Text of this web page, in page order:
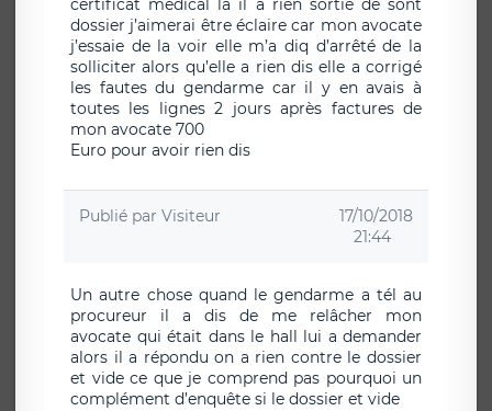
certificat médical là il a rien sortie de sont
dossier j’aimerai être éclaire car mon avocate
j’essaie de la voir elle m’a diq d’arrêté de la
solliciter alors qu’elle a rien dis elle a corrigé
les fautes du gendarme car il y en avais à
toutes les lignes 2 jours après factures de
mon avocate 700
Euro pour avoir rien dis
Publié par Visiteur
17/10/2018
21:44
Un autre chose quand le gendarme a tél au
procureur il a dis de me relâcher mon
avocate qui était dans le hall lui a demander
alors il a répondu on a rien contre le dossier
et vide ce que je comprend pas pourquoi un
complément d’enquête si le dossier et vide